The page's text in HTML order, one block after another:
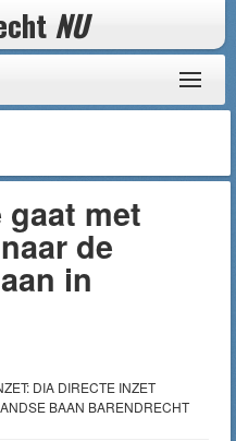
NU
gaat met
de
in
DIA DIRECTE INZET
BAAN BARENDRECHT